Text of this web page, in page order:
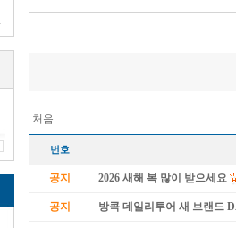
처음
번호
공지 2026 새해 복 많이 받으세요
공지 방콕 데일리투어 새 브랜드